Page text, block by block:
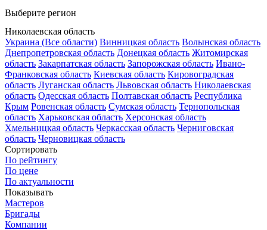
Выберите регион
Николаевская область
Украина (Все области) Винницкая область Волынская область
Днепропетровская область Донецкая область Житомирская
область Закарпатская область Запорожская область Ивано-
Франковская область Киевская область Кировоградская
область Луганская область Львовская область Николаевская
область Одесская область Полтавская область Республика
Крым Ровенская область Сумская область Тернопольская
область Харьковская область Херсонская область
Хмельницкая область Черкасская область Черниговская
область Черновицкая область
Сортировать
По рейтингу
По цене
По актуальности
Показывать
Мастеров
Бригады
Компании